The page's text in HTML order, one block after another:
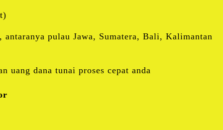
pulau Jawa, Sumatera, Bali, Kalimantan
uang dana tunai proses cepat anda